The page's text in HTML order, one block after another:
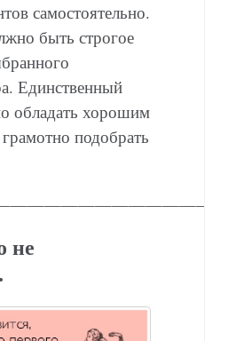
самостоятельно.
быть строгое
Единственный
обладать хорошим
подобрать
не